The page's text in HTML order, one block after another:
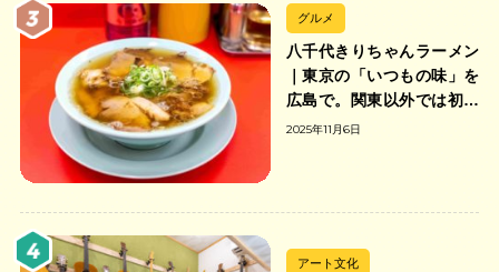
グルメ
八千代きりちゃんラーメン
｜東京の「いつもの味」を
広島で。関東以外では初の
「ちゃんのれん組合」加盟
2025年11月6日
アート文化